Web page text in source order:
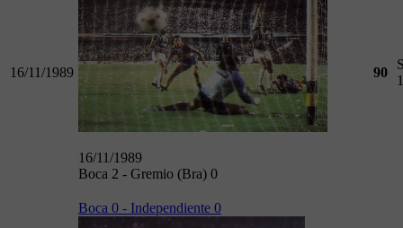
16/11/1989
16/11/1989
Boca 2 - Gremio (Bra) 0
90
Boca 0 - Independiente 0